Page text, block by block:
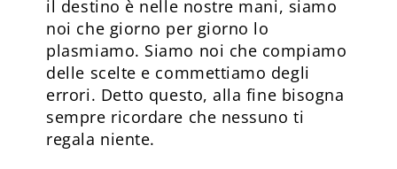
il destino è nelle nostre mani, siamo
noi che giorno per giorno lo
plasmiamo. Siamo noi che compiamo
delle scelte e commettiamo degli
errori. Detto questo, alla fine bisogna
sempre ricordare che nessuno ti
regala niente.